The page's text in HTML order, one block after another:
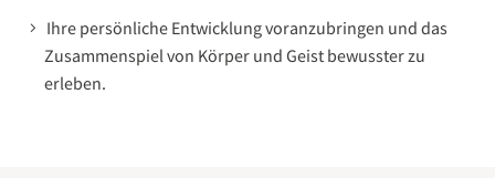
Ihre persönliche Entwicklung voranzubringen und das
Zusammenspiel von Körper und Geist bewusster zu
erleben.